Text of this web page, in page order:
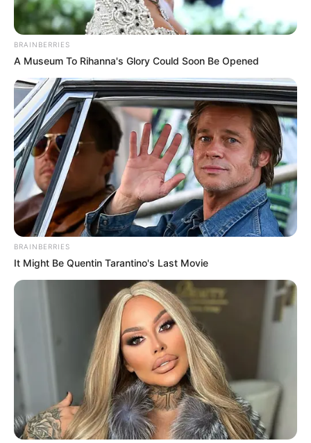
BRAINBERRIES
A Museum To Rihanna's Glory Could Soon Be Opened
BRAINBERRIES
It Might Be Quentin Tarantino's Last Movie